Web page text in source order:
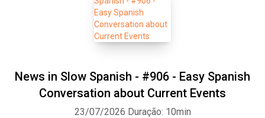
News in Slow Spanish - #906 - Easy Spanish
Conversation about Current Events
23/07/2026 Duração: 10min